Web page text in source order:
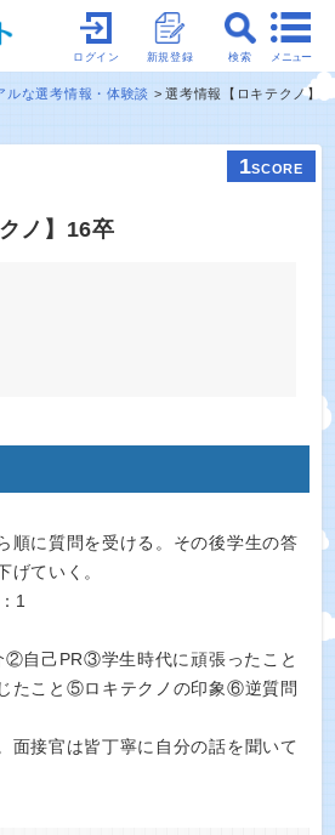
メニュー
検索
新規登録
ログイン
ルな選考情報・体験談
選考情報【ロキテクノ】
1SCORE
ノ】16卒
順に質問を受ける。その後学生の答
げていく。
1
自己PR③学生時代に頑張ったこと
たこと⑤ロキテクノの印象⑥逆質問
面接官は皆丁寧に自分の話を聞いて